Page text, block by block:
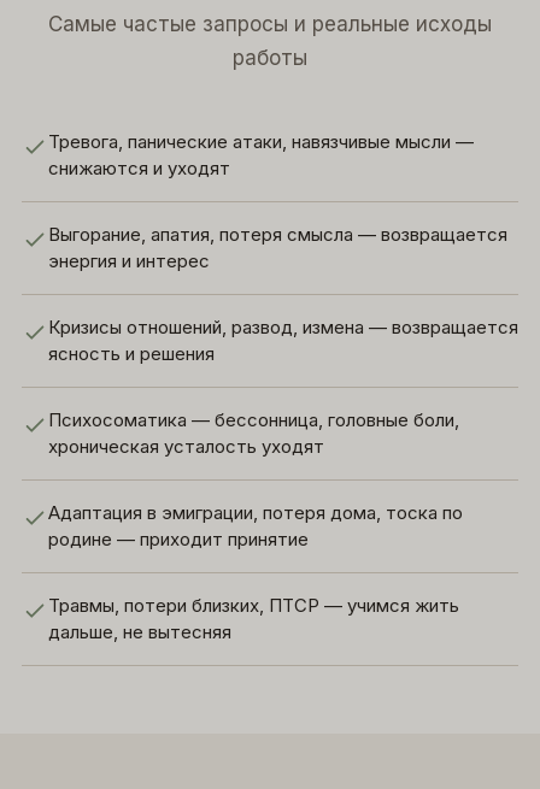
Самые частые запросы и реальные исходы
работы
Тревога, панические атаки, навязчивые мысли —
снижаются и уходят
Выгорание, апатия, потеря смысла — возвращается
энергия и интерес
Кризисы отношений, развод, измена — возвращается
ясность и решения
Психосоматика — бессонница, головные боли,
хроническая усталость уходят
Адаптация в эмиграции, потеря дома, тоска по
родине — приходит принятие
Травмы, потери близких, ПТСР — учимся жить
дальше, не вытесняя